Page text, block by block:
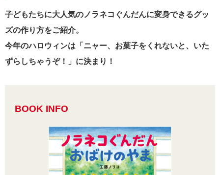
子どもたちに大人気のノラネコぐんだんに変身できるグッ
ズの作り方をご紹介。
今年のハロウィンは「ニャー、お菓子をくれないと、いた
ずらしちゃうぞ！」に決まり！
BOOK INFO